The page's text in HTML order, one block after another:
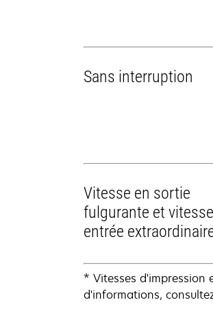
Sans interruption
Vitesse en sortie
fulgurante et
entrée
* Vitesses d'impression
d'informations,